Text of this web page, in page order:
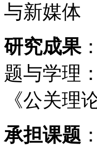
与新媒体
研究成果
题与学理
《公关理
承担课题